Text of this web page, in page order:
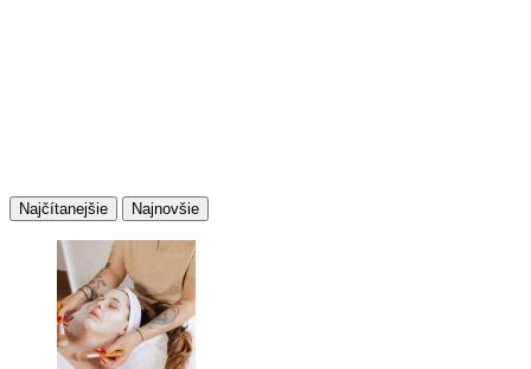
Najčítanejšie Najnovšie